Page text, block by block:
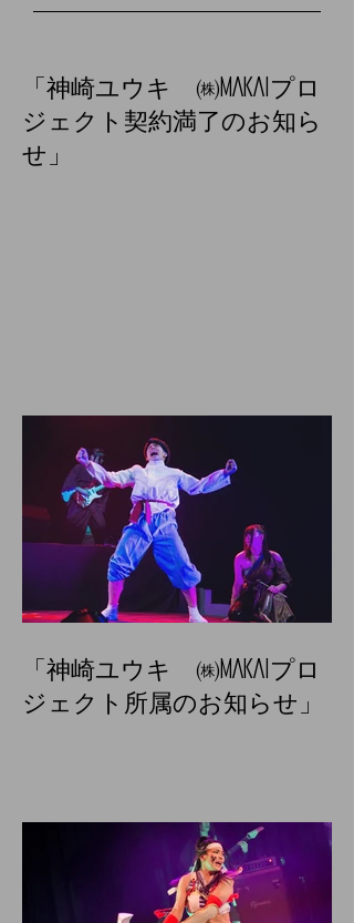
「神崎ユウキ ㈱MAKAIプロ
ジェクト契約満了のお知ら
せ」
「神崎ユウキ ㈱MAKAIプロ
ジェクト所属のお知らせ」